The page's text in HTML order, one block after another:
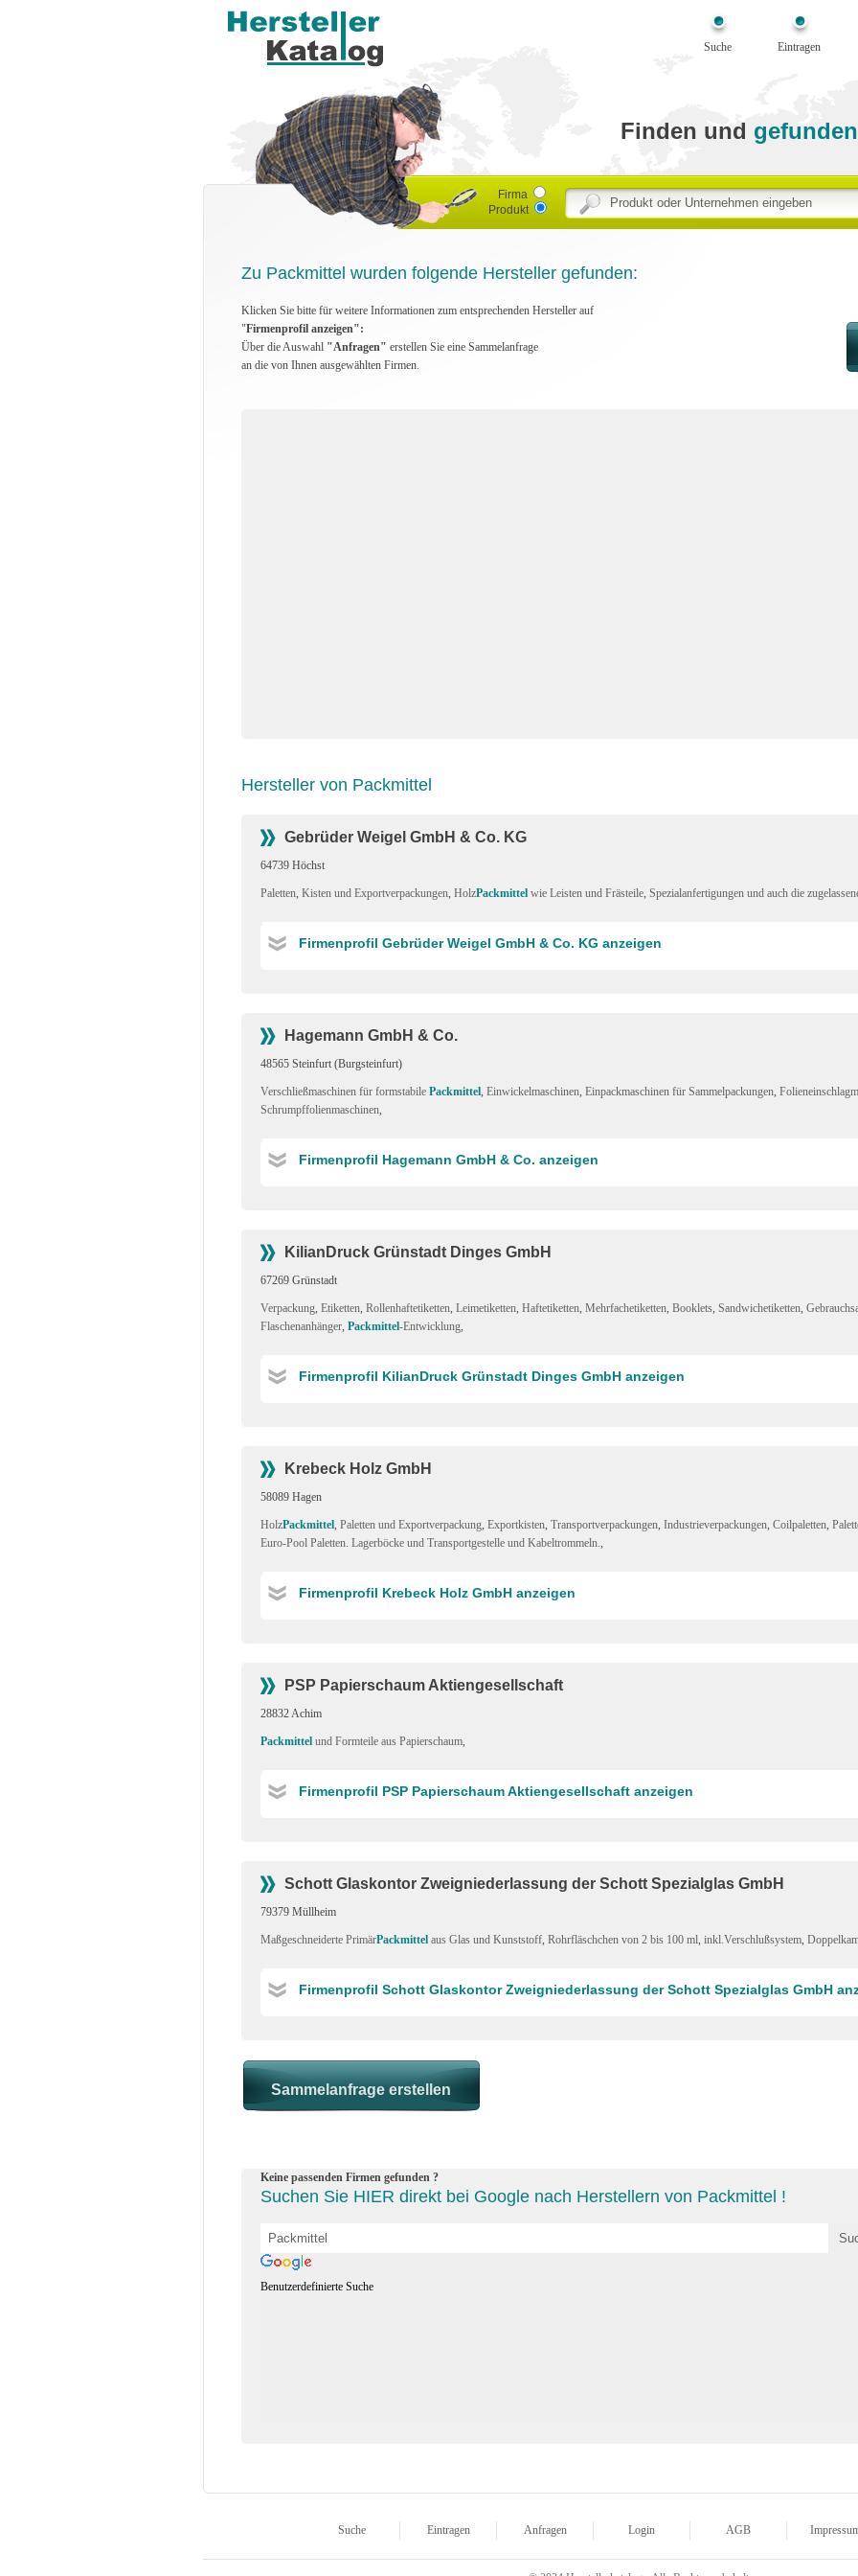
Suche Eintragen
Finden und
Firma
Produkt
Zu Packmittel wurden folgende Hersteller gefunden:
Klicken Sie bitte für weitere Informationen zum entsprechenden Hersteller auf
"Firmenprofil anzeigen":
Über die Auswahl "Anfragen" erstellen Sie eine Sammelanfrage
an die von Ihnen ausgewählten Firmen.
Hersteller von Packmittel
Gebrüder Weigel GmbH & Co. KG
64739 Höchst
Paletten, Kisten und Exportverpackungen, HolzPackmittel wie Leisten und Frästeile, Spezialanfertigungen und auch die
Firmenprofil Gebrüder Weigel GmbH & Co. KG anzeigen
Hagemann GmbH & Co.
48565 Steinfurt (Burgsteinfurt)
Verschließmaschinen für formstabile Packmittel, Einwickelmaschinen, Einpackmaschinen für Sammelpackungen,
Schrumpffolienmaschinen,
Firmenprofil Hagemann GmbH & Co. anzeigen
KilianDruck Grünstadt Dinges GmbH
67269 Grünstadt
Verpackung, Etiketten, Rollenhaftetiketten, Leimetiketten, Haftetiketten, Mehrfachetiketten, Booklets, Sandwichetiketten,
Flaschenanhänger, Packmittel-Entwicklung,
Firmenprofil KilianDruck Grünstadt Dinges GmbH anzeigen
Krebeck Holz GmbH
58089 Hagen
HolzPackmittel, Paletten und Exportverpackung, Exportkisten, Transportverpackungen, Industrieverpackungen, Coilpaletten,
Euro-Pool Paletten. Lagerböcke und Transportgestelle und Kabeltrommeln.,
Firmenprofil Krebeck Holz GmbH anzeigen
PSP Papierschaum Aktiengesellschaft
28832 Achim
Packmittel und Formteile aus Papierschaum,
Firmenprofil PSP Papierschaum Aktiengesellschaft anzeigen
Schott Glaskontor Zweigniederlassung der Schott Spezialglas GmbH
79379 Müllheim
Maßgeschneiderte PrimärPackmittel aus Glas und Kunststoff, Rohrfläschchen von 2 bis 100 ml, inkl.Verschlußsystem,
Firmenprofil Schott Glaskontor Zweigniederlassung der Schott Spezialglas GmbH
Keine passenden Firmen gefunden ?
Suchen Sie HIER direkt bei Google nach Herstellern von Packmittel !
Benutzerdefinierte Suche
Suche Eintragen Anfragen Login AGB